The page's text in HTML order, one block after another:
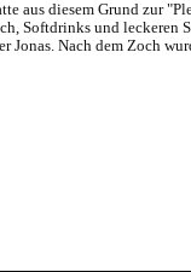
aus diesem Grund zur
Softdrinks und leckeren
Jonas. Nach dem Zoch